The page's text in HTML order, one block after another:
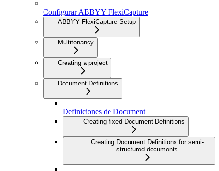
Configurar ABBYY FlexiCapture
ABBYY FlexiCapture Setup
Multitenancy
Creating a project
Document Definitions
Definiciones de Document
Creating fixed Document Definitions
Creating Document Definitions for semi-
structured documents